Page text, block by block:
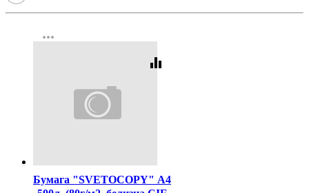
more_horiz
equalizer
Бумага "SVETOCOPY" А4